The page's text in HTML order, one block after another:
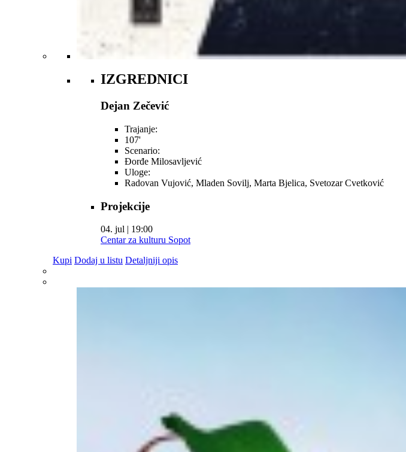
IZGREDNICI
Dejan Zečević
Trajanje:
107'
Scenario:
Đorđe Milosavljević
Uloge:
Radovan Vujović, Mladen Sovilj, Marta Bjelica, Svetozar Cvetković
Projekcije
04. jul | 19:00
Centar za kulturu Sopot
Kupi Dodaj u listu Detaljniji opis